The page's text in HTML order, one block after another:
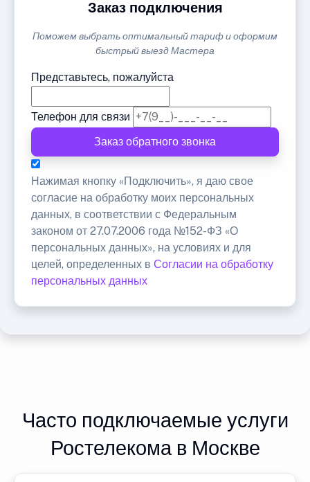
Заказ подключения
Поможем выбрать оптимальный тариф и оформим
быстрый выезд Мастера
Представьтесь, пожалуйста
Телефон для связи
Заказ обратного звонка
Нажимая кнопку «Подключить», я даю свое
согласие на обработку моих персональных
данных, в соответствии с Федеральным
законом от 27.07.2006 года №152-ФЗ «О
персональных данных», на условиях и для
целей, определенных в Согласии на обработку
персональных данных
Часто подключаемые услуги
Ростелекома в Москве